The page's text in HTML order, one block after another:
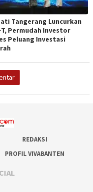
Tangerang Luncurkan
T, Permudah Investor
Peluang Investasi
REDAKSI
PROFIL VIVABANTEN